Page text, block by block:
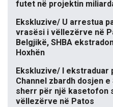
futet në projektin
Ekskluzive/ U arrestua
vrasësi i vëllezërve në
Belgjikë, SHBA
Hoxhën
Ekskluzive/ I ekstraduar
Channel zbardh dosjen
sherr për një kasetofon
vëllezërve në Patos